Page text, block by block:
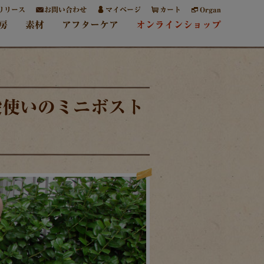
リース お問い合わせ マイページ カート Organ
素材 アフターケア オンラインショップ
いのミニボスト